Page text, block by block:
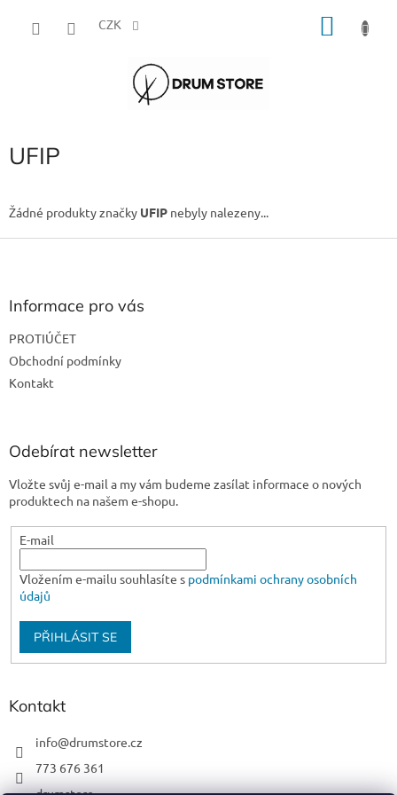
CZK
UFIP
Žádné produkty značky UFIP nebyly nalezeny...
Informace pro vás
PROTIÚČET
Obchodní podmínky
Kontakt
Odebírat newsletter
Vložte svůj e-mail a my vám budeme zasílat informace o nových
produktech na našem e-shopu.
E-mail
Vložením e-mailu souhlasíte s podmínkami ochrany osobních
údajů
PŘIHLÁSIT SE
Kontakt
info@drumstore.cz
773 676 361